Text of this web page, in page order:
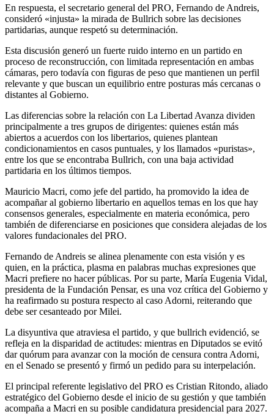
En respuesta, el secretario general del PRO, Fernando de Andreis,
consideró «injusta» la mirada de Bullrich sobre las decisiones
partidarias, aunque respetó su determinación.
Esta discusión generó un fuerte ruido interno en un partido en
proceso de reconstrucción, con limitada representación en ambas
cámaras, pero todavía con figuras de peso que mantienen un perfil
relevante y que buscan un equilibrio entre posturas más cercanas o
distantes al Gobierno.
Las diferencias sobre la relación con La Libertad Avanza dividen
principalmente a tres grupos de dirigentes: quienes están más
abiertos a acuerdos con los libertarios, quienes plantean
condicionamientos en casos puntuales, y los llamados «puristas»,
entre los que se encontraba Bullrich, con una baja actividad
partidaria en los últimos tiempos.
Mauricio Macri, como jefe del partido, ha promovido la idea de
acompañar al gobierno libertario en aquellos temas en los que hay
consensos generales, especialmente en materia económica, pero
también de diferenciarse en posiciones que considera alejadas de los
valores fundacionales del PRO.
Fernando de Andreis se alinea plenamente con esta visión y es
quien, en la práctica, plasma en palabras muchas expresiones que
Macri prefiere no hacer públicas. Por su parte, María Eugenia Vidal,
presidenta de la Fundación Pensar, es una voz crítica del Gobierno y
ha reafirmado su postura respecto al caso Adorni, reiterando que
debe ser cesanteado por Milei.
La disyuntiva que atraviesa el partido, y que bullrich evidenció, se
refleja en la disparidad de actitudes: mientras en Diputados se evitó
dar quórum para avanzar con la moción de censura contra Adorni,
en el Senado se presentó y firmó un pedido para su interpelación.
El principal referente legislativo del PRO es Cristian Ritondo, aliado
estratégico del Gobierno desde el inicio de su gestión y que también
acompaña a Macri en su posible candidatura presidencial para 2027.